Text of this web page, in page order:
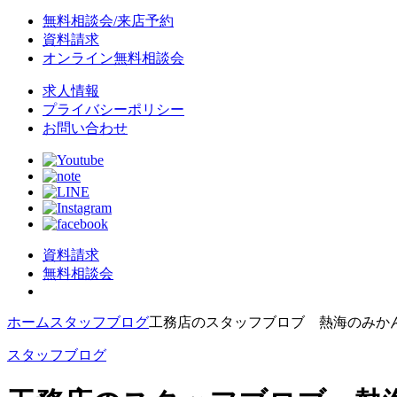
無料相談会/来店予約
資料請求
オンライン無料相談会
求人情報
プライバシーポリシー
お問い合わせ
資料請求
無料相談会
ホーム スタッフブログ工務店のスタッフブロブ 熱海のみか
スタッフブログ